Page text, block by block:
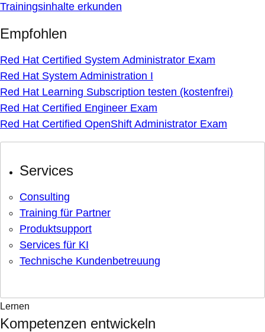
Trainingsinhalte erkunden
Empfohlen
Red Hat Certified System Administrator Exam
Red Hat System Administration I
Red Hat Learning Subscription testen (kostenfrei)
Red Hat Certified Engineer Exam
Red Hat Certified OpenShift Administrator Exam
Services
Consulting
Training für Partner
Produktsupport
Services für KI
Technische Kundenbetreuung
Lernen
Kompetenzen entwickeln